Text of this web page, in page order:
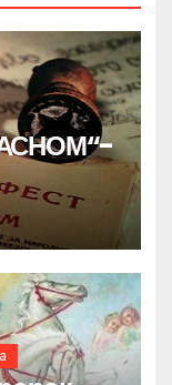
АСНОМ“-